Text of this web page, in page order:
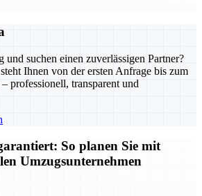
und suchen einen zuverlässigen Partner?
Ihnen von der ersten Anfrage bis zum
professionell, transparent und
So planen Sie mit
Umzugsunternehmen